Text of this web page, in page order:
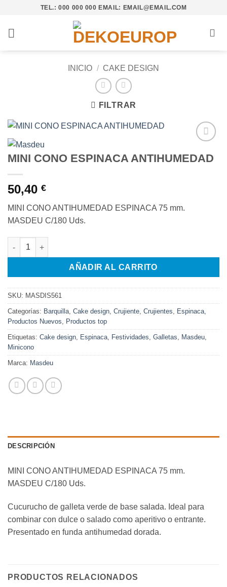
contenido
TEL.: 000 000 000 EMAIL: EMAIL@EMAIL.COM
INICIO / CAKE DESIGN
FILTRAR
a la
MINI CONO ESPINACA ANTIHUMEDAD
50,40 €
MINI CONO ANTIHUMEDAD ESPINACA 75 mm.
MASDEU C/180 Uds.
MINI CONO ESPINACA ANTIHUMEDAD cantidad
AÑADIR AL CARRITO
SKU: MASDIS561
Categorías: Barquilla, Cake design, Crujiente, Crujientes, Espinaca,
Productos Nuevos, Productos top
Etiquetas: Cake design, Espinaca, Festividades, Galletas, Masdeu,
Minicono
Marca: Masdeu
DESCRIPCIÓN
MINI CONO ANTIHUMEDAD ESPINACA 75 mm.
MASDEU C/180 Uds.
Cucurucho de galleta verde de base salada. Ideal para
combinar con dulce o salado como aperitivo o entrante.
Presentado en funda antihumedad dorada.
PRODUCTOS RELACIONADOS